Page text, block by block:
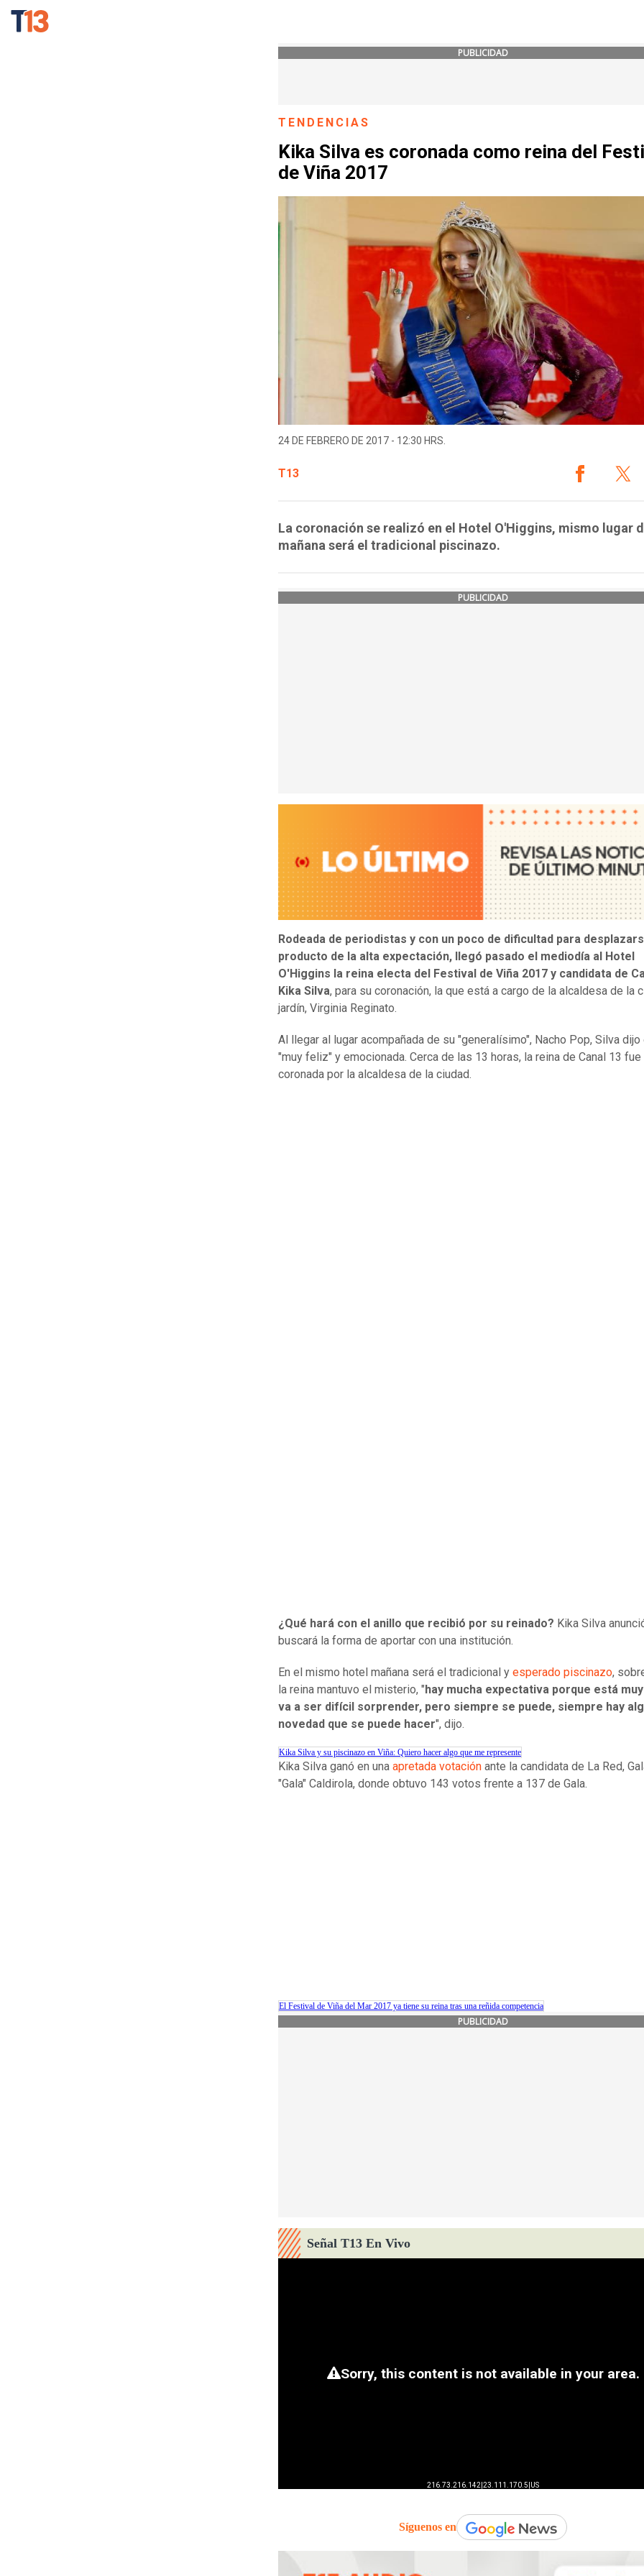
PUBLICIDAD
TENDENCIAS
Kika Silva es coronada como reina del
de Viña 2017
24 DE FEBRERO DE 2017 - 12:30 HRS.
T13
La coronación se realizó en el Hotel O'Higgins, mismo lugar
mañana será el tradicional piscinazo.
PUBLICIDAD
Rodeada de periodistas y con un poco de dificultad para
producto de la alta expectación, llegó pasado el mediodía al Hotel
O'Higgins la reina electa del Festival de Viña 2017 y candidata de
Kika Silva, para su coronación, la que está a cargo de la alcaldesa de la
jardín, Virginia Reginato.
Al llegar al lugar acompañada de su "generalísimo", Nacho Pop, Silva
"muy feliz" y emocionada. Cerca de las 13 horas, la reina de Canal 13 fue
coronada por la alcaldesa de la ciudad.
¿Qué hará con el anillo que recibió por su reinado? Kika Silva
buscará la forma de aportar con una institución.
En el mismo hotel mañana será el tradicional y esperado piscinazo,
la reina mantuvo el misterio, " hay mucha expectativa porque está
va a ser difícil sorprender, pero siempre se puede, siempre hay
novedad que se puede hacer", dijo.
Kika Silva y su piscinazo en Viña: Quiero hacer algo que me represente
Kika Silva ganó en una apretada votación ante la candidata de La Red,
"Gala" Caldirola, donde obtuvo 143 votos frente a 137 de Gala.
El Festival de Viña del Mar 2017 ya tiene su reina tras una reñida competencia
PUBLICIDAD
Señal T13 En Vivo
Síguenos en